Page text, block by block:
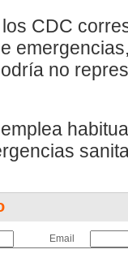
CDC
no
Email